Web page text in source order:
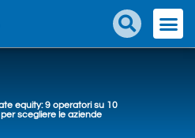
equity: 9 operatori su 10
per scegliere le aziende